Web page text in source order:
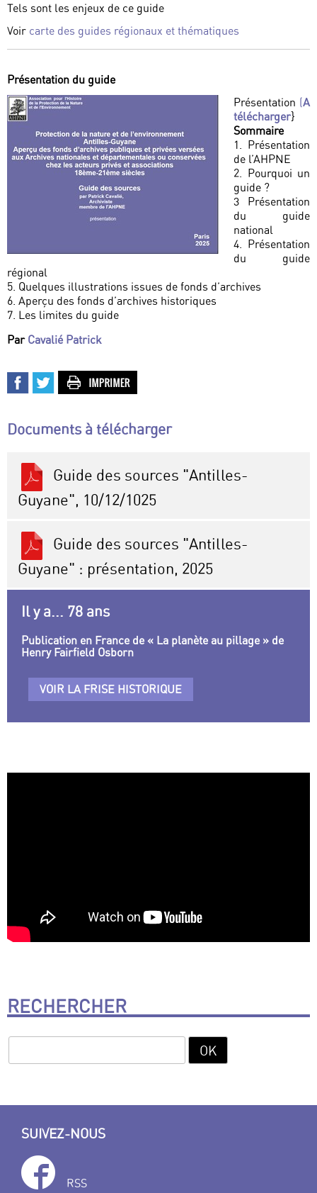
Tels sont les enjeux de ce guide
Voir carte des guides régionaux et thématiques
Présentation du guide
Présentation (A
télécharger}
Sommaire
1. Présentation
de l’AHPNE
2. Pourquoi un
guide ?
3 Présentation
du guide
national
4. Présentation
du guide
régional
5. Quelques illustrations issues de fonds d’archives
6. Aperçu des fonds d’archives historiques
7. Les limites du guide
Par Cavalié Patrick
Documents à télécharger
Guide des sources "Antilles-
Guyane", 10/12/1025
Guide des sources "Antilles-
Guyane" : présentation, 2025
Il y a... 78 ans
Publication en France de « La planète au pillage » de
Henry Fairfield Osborn
VOIR LA FRISE HISTORIQUE
RECHERCHER
SUIVEZ-NOUS
RSS